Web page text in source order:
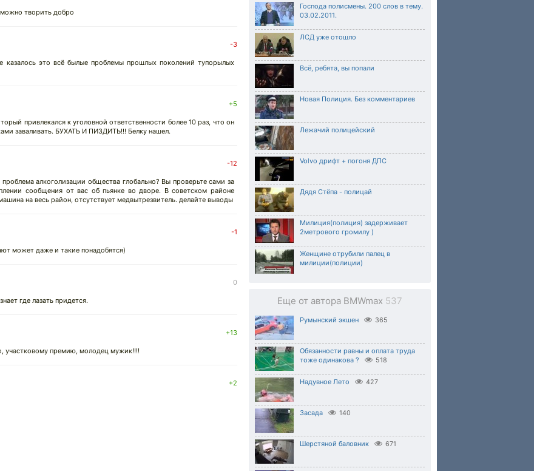
Господа полисмены. 200 слов в тему.
03.02.2011.
ЛСД уже отошло
Всё, ребята, вы попали
Новая Полиция. Без комментариев
Лежачий полицейский
Volvo дрифт + погоня ДПС
Дядя Стёпа - полицай
Милиция(полиция) задерживает
2метрового громилу )
Женщине отрубили палец в
милиции(полиции)
Еще от автора BMWmax 537
Румынский экшен 365
Обязанности равны и оплата труда
тоже одинакова ?
518
Надувное Лето 427
Засада 140
Шерстяной баловник 671
творить добро
-3
это всё былые проблемы прошлых поколений тупорылых
+5
привлекался к уголовной ответственности более 10 раз, что он
заваливать. БУХАТЬ И ПИЗДИТЬ!!! Белку нашел.
-12
алкоголизации общества глобально? Вы проверьте сами за
сообщения от вас об пьянке во дворе. В советском районе
на весь район, отсутствует медвытрезвитель. делайте выводы
-1
может даже и такие понадобятся)
0
где лазать придется.
+13
участковому премию, молодец мужик!!!!
+2